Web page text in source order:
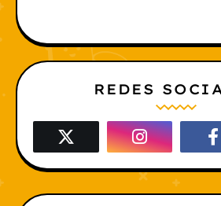
REDES